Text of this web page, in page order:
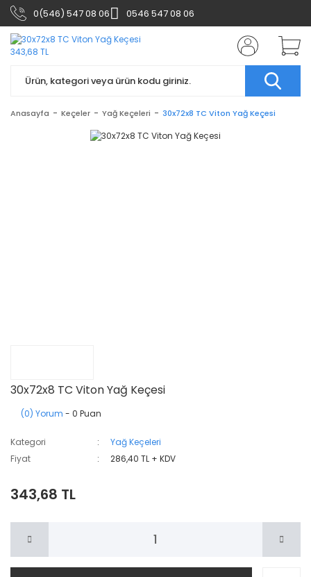
0(546) 547 08 06 0546 547 08 06
Anasayfa Keçeler Yağ Keçeleri 30x72x8 TC Viton Yağ Keçesi
30x72x8 TC Viton Yağ Keçesi
(0) Yorum - 0 Puan
Kategori
Yağ Keçeleri
Fiyat
286,40 TL + KDV
343,68 TL